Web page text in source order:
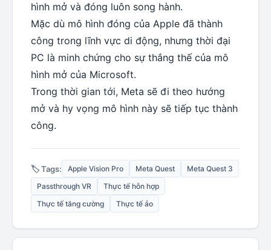
hình mở và đóng luôn song hành.
Mặc dù mô hình đóng của Apple đã thành
công trong lĩnh vực di động, nhưng thời đại
PC là minh chứng cho sự thắng thế của mô
hình mở của Microsoft.
Trong thời gian tới, Meta sẽ đi theo hướng
mở và hy vọng mô hình này sẽ tiếp tục thành
công.
🏷️ Tags: Apple Vision Pro Meta Quest
Meta Quest 3
Passthrough VR
Thực tế hỗn hợp
Thực tế tăng cường
Thực tế ảo